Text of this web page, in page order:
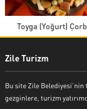
Toyga (Yoğurt)
Zile Turizm
Bu site Zile
gezginlere, turizm